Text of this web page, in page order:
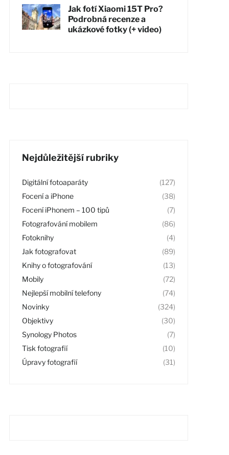
Jak fotí Xiaomi 15T Pro?
Podrobná recenze a
ukázkové fotky (+ video)
Nejdůležitější rubriky
Digitální fotoaparáty
(127)
Focení a iPhone
(38)
Focení iPhonem – 100 tipů
(7)
Fotografování mobilem
(86)
Fotoknihy
(4)
Jak fotografovat
(89)
Knihy o fotografování
(13)
Mobily
(72)
Nejlepší mobilní telefony
(74)
Novinky
(324)
Objektivy
(30)
Synology Photos
(7)
Tisk fotografií
(10)
Úpravy fotografií
(31)